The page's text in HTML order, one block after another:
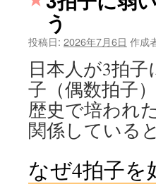
う
投稿日: 2026年7月6日 作成
日本人が3拍
子（偶数拍子
歴史で培われ
関係している
なぜ4拍子を